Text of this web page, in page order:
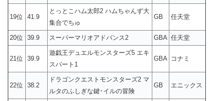
19位 41.9
とっとこハム太郎2 ハムちゃんず大
集合でちゅ
GB 任天堂
20位 39.9 スーパーマリオアドバンス2 GBA 任天堂
21位 39.9
遊戯王デュエルモンスターズ5 エキ
スパート1
GBA コナミ
22位 38.2
ドラゴンクエストモンスターズ2 マ
ルタのふしぎな鍵･イルの冒険
GB エニックス